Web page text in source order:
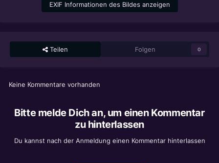
EXIF Informationen des Bildes anzeigen
Teilen Folgen 0
Keine Kommentare vorhanden
Bitte melde Dich an, um einen Kommentar
zu hinterlassen
Du kannst nach der Anmeldung einen Kommentar hinterlassen